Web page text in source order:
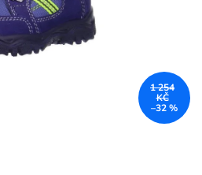
1 254
KČ
–32 %